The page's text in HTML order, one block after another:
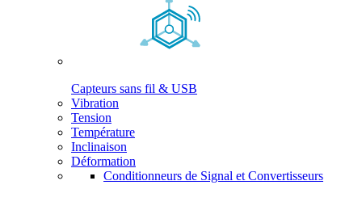
Capteurs sans fil & USB
Vibration
Tension
Température
Inclinaison
Déformation
Conditionneurs de Signal et Convertisseurs